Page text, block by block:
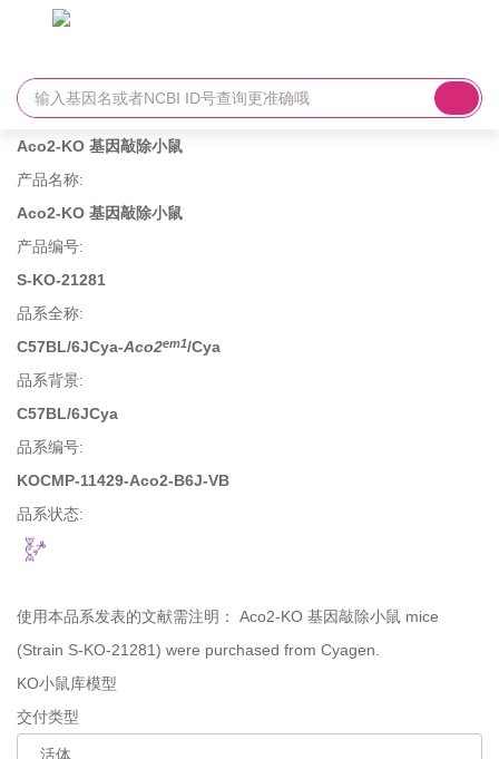
Aco2-KO 基因敲除小鼠
产品名称:
Aco2-KO 基因敲除小鼠
产品编号:
S-KO-21281
品系全称:
C57BL/6JCya-Aco2em1/Cya
品系背景:
C57BL/6JCya
品系编号:
KOCMP-11429-Aco2-B6J-VB
品系状态:
使用本品系发表的文献需注明： Aco2-KO 基因敲除小鼠 mice
(Strain S-KO-21281) were purchased from Cyagen.
KO小鼠库模型
交付类型